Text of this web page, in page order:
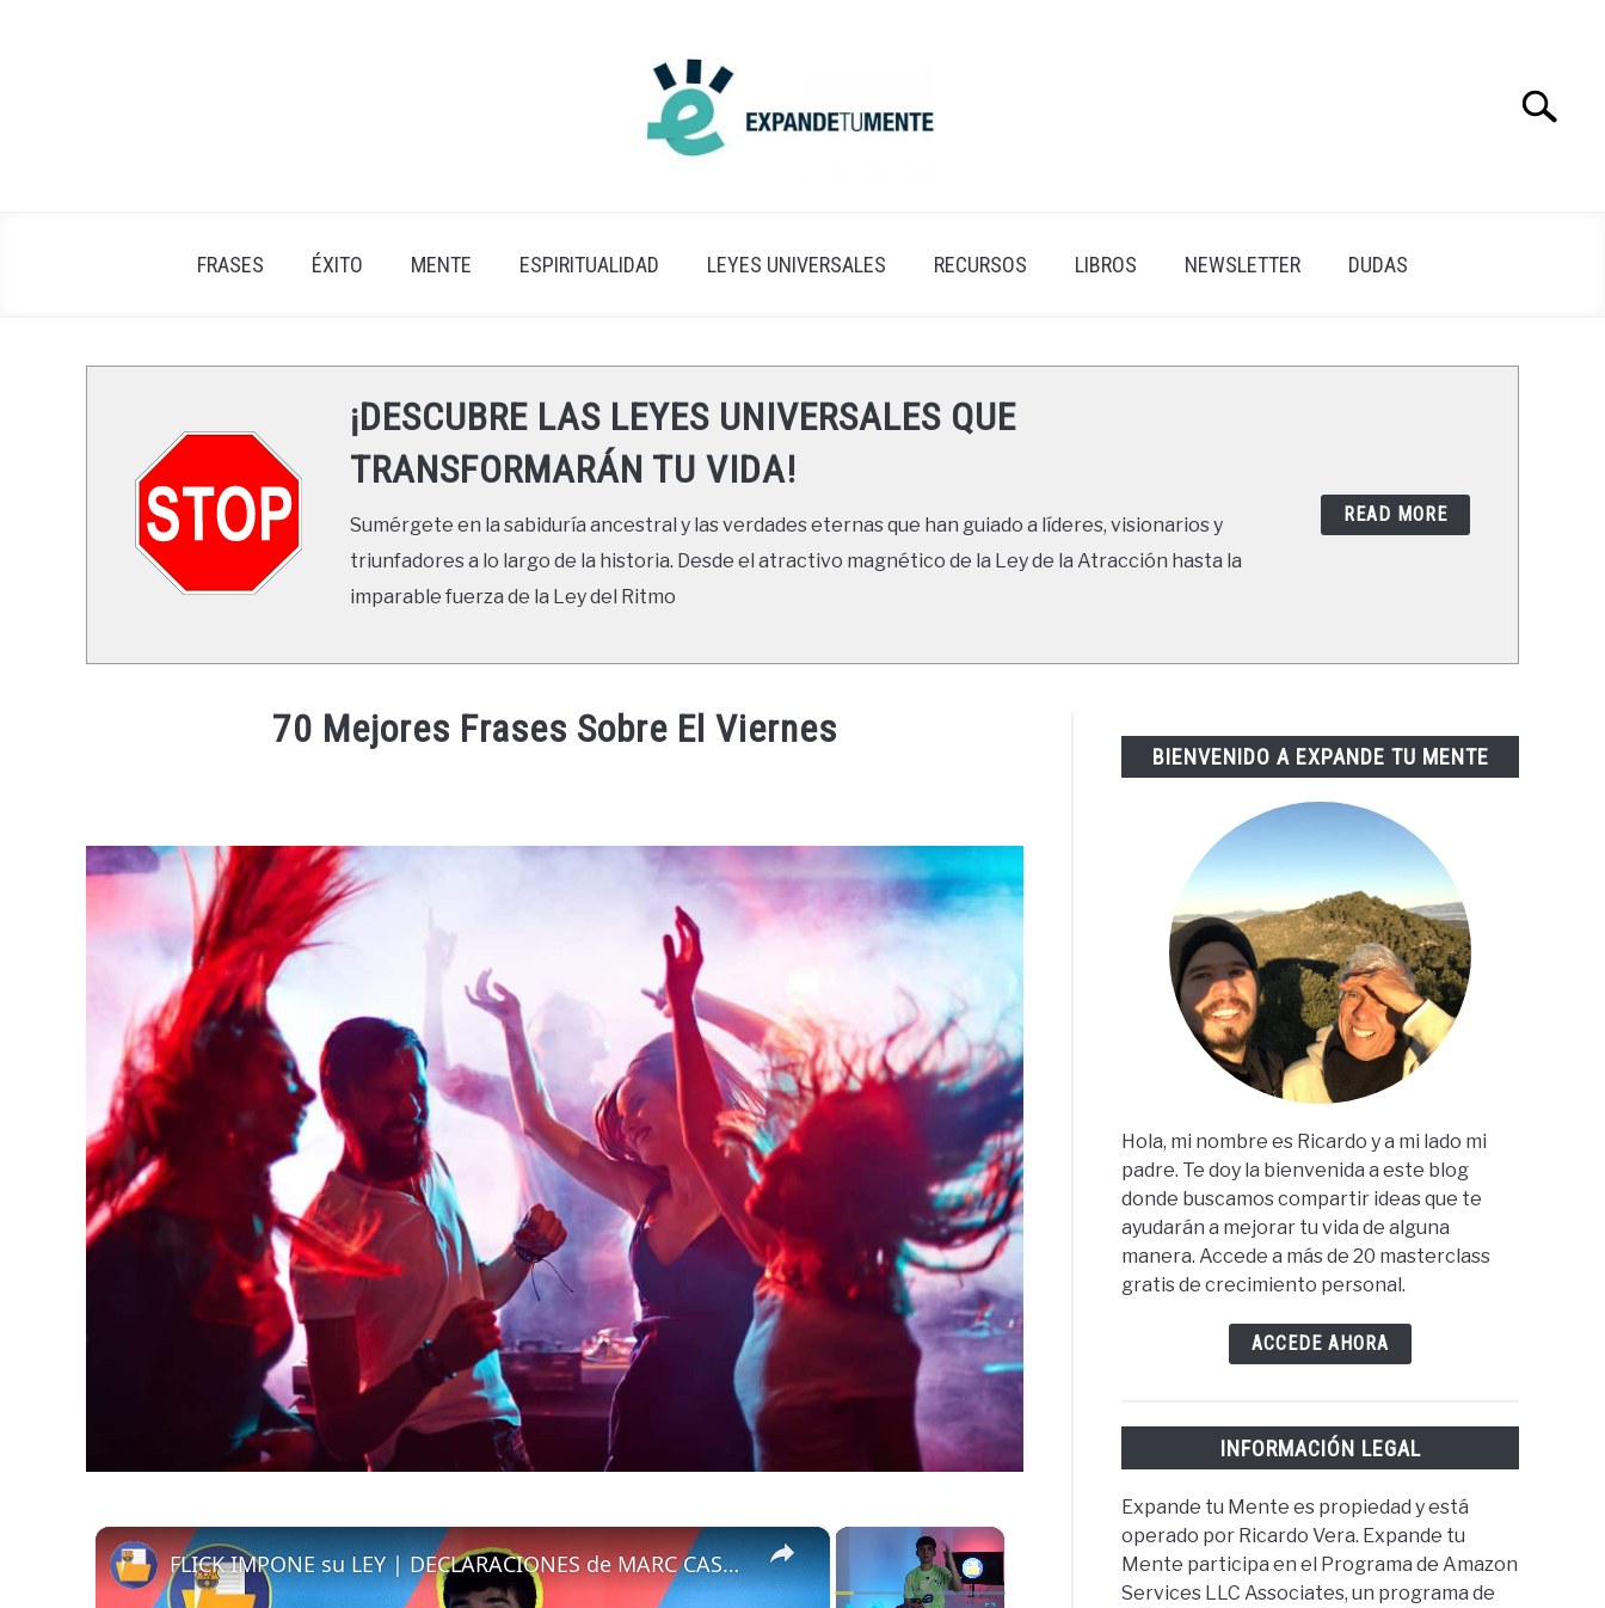
Search
FRASES ÉXITO MENTE ESPIRITUALIDAD LEYES UNIVERSALES RECURSOS LIBROS NEWSLETTER DUDAS
¡DESCUBRE LAS LEYES UNIVERSALES QUE
TRANSFORMARÁN TU VIDA!
Sumérgete en la sabiduría ancestral y las verdades eternas que han guiado a líderes, visionarios y
triunfadores a lo largo de la historia. Desde el atractivo magnético de la Ley de la Atracción hasta la
imparable fuerza de la Ley del Ritmo
READ MORE
70 Mejores Frases Sobre El Viernes
in
×
×
FLICK IMPONE su LEY | DECLARACIONES de MARC CASADÓ | El DELANTERO de MODA | ...
BIENVENIDO A EXPANDE TU MENTE
Hola, mi nombre es Ricardo y a mi lado mi
padre. Te doy la bienvenida a este blog
donde buscamos compartir ideas que te
ayudarán a mejorar tu vida de alguna
manera. Accede a más de 20 masterclass
gratis de crecimiento personal.
ACCEDE AHORA
INFORMACIÓN LEGAL
Expande tu Mente es propiedad y está
operado por Ricardo Vera. Expande tu
Mente participa en el Programa de Amazon
Services LLC Associates, un programa de